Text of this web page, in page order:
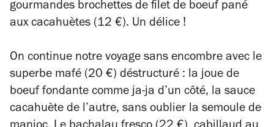
gourmandes brochettes de filet de boeuf pané
aux cacahuètes (12 €). Un délice !
On continue notre voyage sans encombre avec le
superbe mafé (20 €) déstructuré : la joue de
boeuf fondante comme ja-ja d’un côté, la sauce
cacahuète de l’autre, sans oublier la semoule de